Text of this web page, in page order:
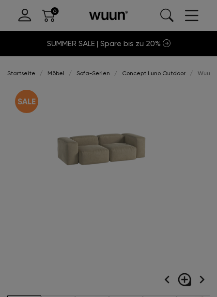
SUMMER SALE | Spare bis zu 20%
Startseite Möbel Sofa-Serien Concept Luno Outdoor
navigate_before loupe navigate_next